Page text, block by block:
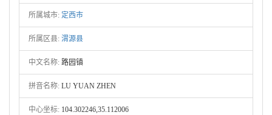
所属城市: 定西市
所属区县: 渭源县
中文名称: 路园镇
拼音名称: LU YUAN ZHEN
中心坐标: 104.302246,35.112006